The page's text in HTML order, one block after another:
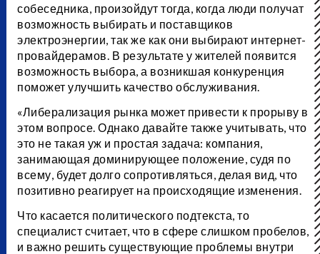
собеседника, произойдут тогда, когда люди получат
возможность выбирать и поставщиков
электроэнергии, так же как они выбирают интернет-
провайдерамов. В результате у жителей появится
возможность выбора, а возникшая конкуренция
поможет улучшить качество обслуживания.
«Либерализация рынка может привести к прорыву в
этом вопросе. Однако давайте также учитывать, что
это не такая уж и простая задача: компания,
занимающая доминирующее положение, судя по
всему, будет долго сопротивляться, делая вид, что
позитивно реагирует на происходящие изменения.
Что касается политического подтекста, то
специалист считает, что в сфере слишком пробелов,
и важно решить существующие проблемы внутри